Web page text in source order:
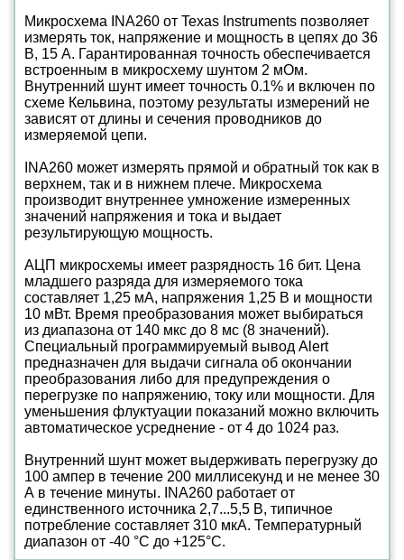
Микросхема INA260 от Texas Instruments позволяет
измерять ток, напряжение и мощность в цепях до 36
В, 15 А. Гарантированная точность обеспечивается
встроенным в микросхему шунтом 2 мОм.
Внутренний шунт имеет точность 0.1% и включен по
схеме Кельвина, поэтому результаты измерений не
зависят от длины и сечения проводников до
измеряемой цепи.
INA260 может измерять прямой и обратный ток как в
верхнем, так и в нижнем плече. Микросхема
производит внутреннее умножение измеренных
значений напряжения и тока и выдает
результирующую мощность.
АЦП микросхемы имеет разрядность 16 бит. Цена
младшего разряда для измеряемого тока
составляет 1,25 мА, напряжения 1,25 В и мощности
10 мВт. Время преобразования может выбираться
из диапазона от 140 мкс до 8 мс (8 значений).
Специальный программируемый вывод Alert
предназначен для выдачи сигнала об окончании
преобразования либо для предупреждения о
перегрузке по напряжению, току или мощности. Для
уменьшения флуктуации показаний можно включить
автоматическое усреднение - от 4 до 1024 раз.
Внутренний шунт может выдерживать перегрузку до
100 ампер в течение 200 миллисекунд и не менее 30
А в течение минуты. INA260 работает от
единственного источника 2,7...5,5 В, типичное
потребление составляет 310 мкА. Температурный
диапазон от -40 °C до +125°C.